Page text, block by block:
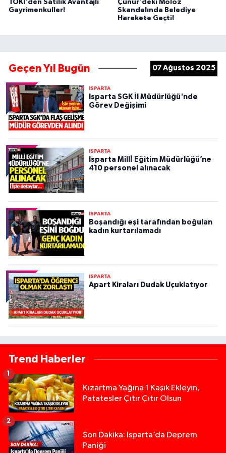
TOKİ'den Satılık Avantajlı
Gayrimenkuller!
Çünür'deki Moloz
Skandalında Belediye
Harekete Geçti!
Geçen Yıl Bugün 07 Ağustos 2025
ISPARTA
Isparta SGK İl Müdürlüğü'nde
Görev Değişimi
ISPARTA
Isparta Millİ Eğitim Müdürlüğü’ne
410 personel alınacak
ISPARTA
Boşandığı eşi tarafından boğulan
kadın kurtarılamadı
ISPARTA
Apart Kiraları Dudak Uçuklatıyor
Trend Haberler
Kızartma Yağına 1 Kaşık Ekleyin,
Patatesler Çıtır Çıtır Olsun
1
Son Dakika: Isparta’da Deprem
Paniği
2